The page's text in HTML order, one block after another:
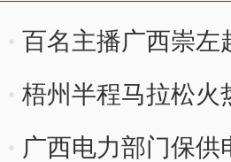
百名主播广西崇左
梧州半程马拉松火
广西电力部门保